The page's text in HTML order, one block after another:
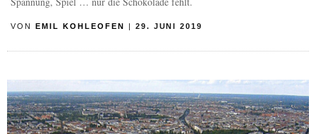
VON EMIL KOHLEOFEN 29. JUNI 2019